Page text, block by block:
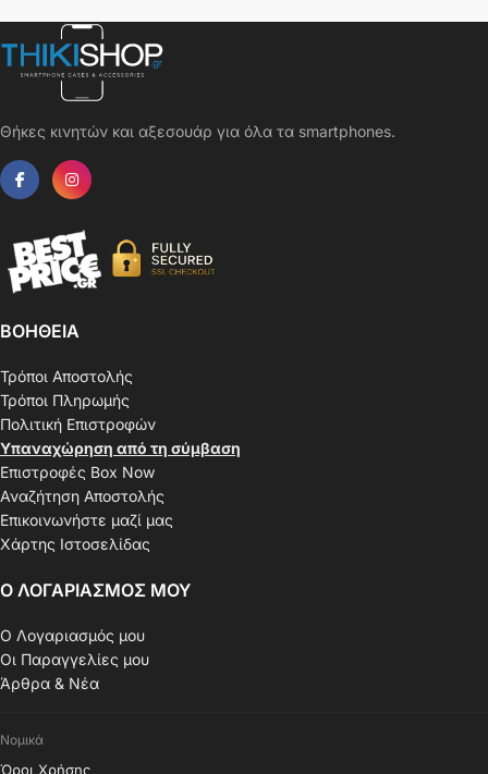
Θήκες κινητών και αξεσουάρ για όλα τα smartphones.
ΒΟΗΘΕΙΑ
Τρόποι Αποστολής
Τρόποι Πληρωμής
Πολιτική Επιστροφών
Υπαναχώρηση από τη σύμβαση
Επιστροφές Box Now
Αναζήτηση Αποστολής
Επικοινωνήστε μαζί μας
Χάρτης Ιστοσελίδας
Ο ΛΟΓΑΡΙΑΣΜΟΣ ΜΟΥ
Ο Λογαριασμός μου
Οι Παραγγελίες μου
Άρθρα & Νέα
Νομικά
Όροι Χρήσης